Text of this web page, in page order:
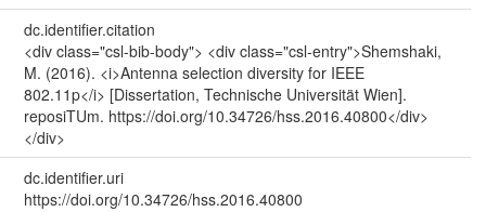
dc.identifier.citation
<div class="csl-bib-body"> <div class="csl-entry">Shemshaki,
M. (2016). <i>Antenna selection diversity for IEEE
802.11p</i> [Dissertation, Technische Universität Wien].
reposiTUm. https://doi.org/10.34726/hss.2016.40800</div>
</div>
dc.identifier.uri
https://doi.org/10.34726/hss.2016.40800